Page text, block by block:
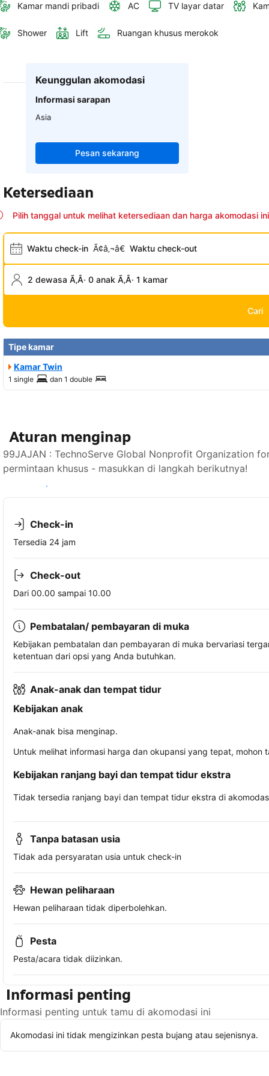
Kamar mandi pribadi AC TV layar datar
Shower Lift Ruangan khusus merokok
Keunggulan akomodasi
Informasi sarapan
Asia
Pesan sekarang
Ketersediaan
Pilih tanggal untuk melihat ketersediaan dan harga akomodasi ini
Waktu check-in Ã¢â‚¬â€ Waktu check-out
2 dewasa Ã‚Â· 0 anak Ã‚Â· 1 kamar
Cari
Tipe kamar
Kamar Twin
1 single dan 1 double
Aturan menginap
99JAJAN : TechnoServe Global Nonprofit Organization
permintaan khusus - masukkan di langkah berikutnya!
Lihat ketersediaan
Check-in
Tersedia 24 jam
Check-out
Dari 00.00 sampai 10.00
Pembatalan/ pembayaran di muka
Kebijakan pembatalan dan pembayaran di muka bervariasi
ketentuan dari opsi yang Anda butuhkan.
Anak-anak dan tempat tidur
Kebijakan anak
Anak-anak bisa menginap.
Untuk melihat informasi harga dan okupansi yang tepat,
Kebijakan ranjang bayi dan tempat tidur ekstra
Tidak tersedia ranjang bayi dan tempat tidur ekstra di
Tanpa batasan usia
Tidak ada persyaratan usia untuk check-in
Hewan peliharaan
Hewan peliharaan tidak diperbolehkan.
Pesta
Pesta/acara tidak diizinkan.
Informasi penting
Informasi penting untuk tamu di akomodasi ini
Akomodasi ini tidak mengizinkan pesta bujang atau sejenisnya.